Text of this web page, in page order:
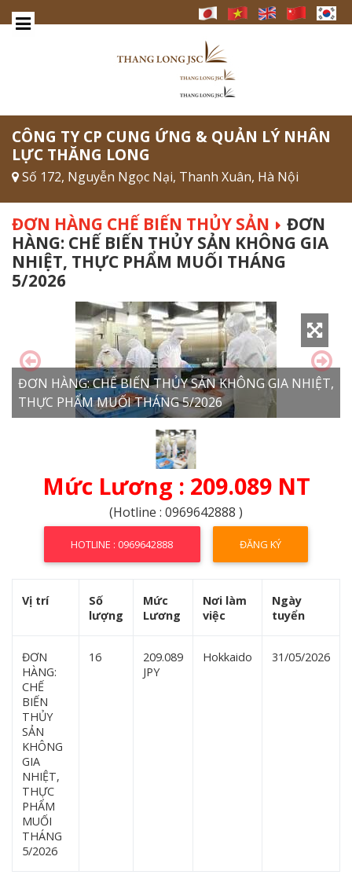
CÔNG TY CP CUNG ỨNG & QUẢN LÝ NHÂN
LỰC THĂNG LONG
Số 172, Nguyễn Ngọc Nại, Thanh Xuân, Hà Nội
ĐƠN HÀNG CHẾ BIẾN THỦY SẢN
ĐƠN
HÀNG: CHẾ BIẾN THỦY SẢN KHÔNG GIA
NHIỆT, THỰC PHẨM MUỐI THÁNG
5/2026
ĐƠN HÀNG: CHẾ BIẾN THỦY SẢN KHÔNG GIA NHIỆT,
THỰC PHẨM MUỐI THÁNG 5/2026
Mức Lương : 209.089 NT
(Hotline : 0969642888 )
HOTLINE : 0969642888 ĐĂNG KÝ
Vị trí
Số
lượng
Mức
Lương
Nơi làm
việc
Ngày
tuyển
ĐƠN
HÀNG:
CHẾ
BIẾN
THỦY
SẢN
KHÔNG
GIA
NHIỆT,
THỰC
PHẨM
MUỐI
THÁNG
5/2026
16
209.089
JPY
Hokkaido 31/05/2026